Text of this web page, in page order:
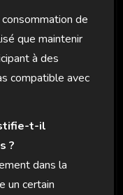
de
que maintenir
à des
compatible avec
t-il
?
dans la
un certain